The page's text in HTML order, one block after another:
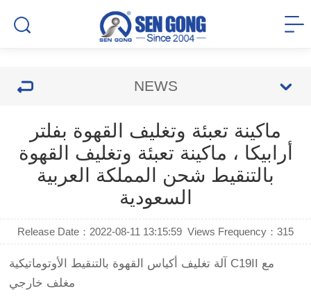
NEWS
ماكينة تعبئة وتغليف القهوة بفلتر
أرابيكا ، ماكينة تعبئة وتغليف القهوة
بالتنقيط شحن المملكة العربية
السعودية
Release Date：2022-08-11 13:15:59 Views Frequency：315
آلة تغليف أكياس القهوة بالتنقيط الأوتوماتيكية C19II مع
مغلف خارجي